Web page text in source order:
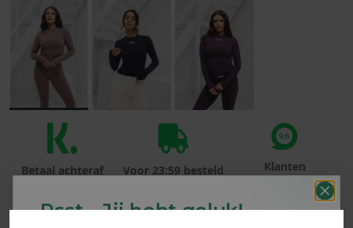
Betaal achteraf
Voor 23:59 besteld
Klanten
beoordelen ons
met een 9,6!
Psst... Jij hebt geluk!